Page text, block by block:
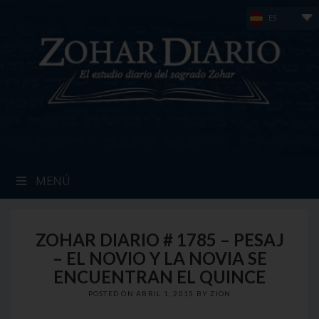
ES
MENÚ
ZOHAR DIARIO # 1785 – PESAJ
– EL NOVIO Y LA NOVIA SE
ENCUENTRAN EL QUINCE
POSTED ON ABRIL 1, 2015 BY ZION